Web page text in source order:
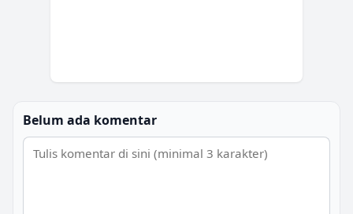
Belum ada komentar